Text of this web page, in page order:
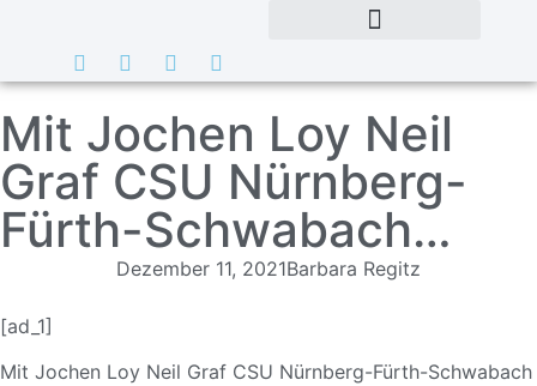
Mit Jochen Loy Neil
Graf CSU Nürnberg-
Fürth-Schwabach…
Dezember 11, 2021Barbara Regitz
[ad_1]
Mit Jochen Loy Neil Graf CSU Nürnberg-Fürth-Schwabach